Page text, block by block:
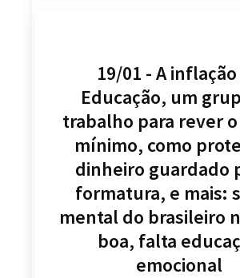
19/01 - A
Educação, um
trabalho para rever
mínimo, como
dinheiro guardado
formatura, e mais:
mental do brasileiro
boa, falta
emocional